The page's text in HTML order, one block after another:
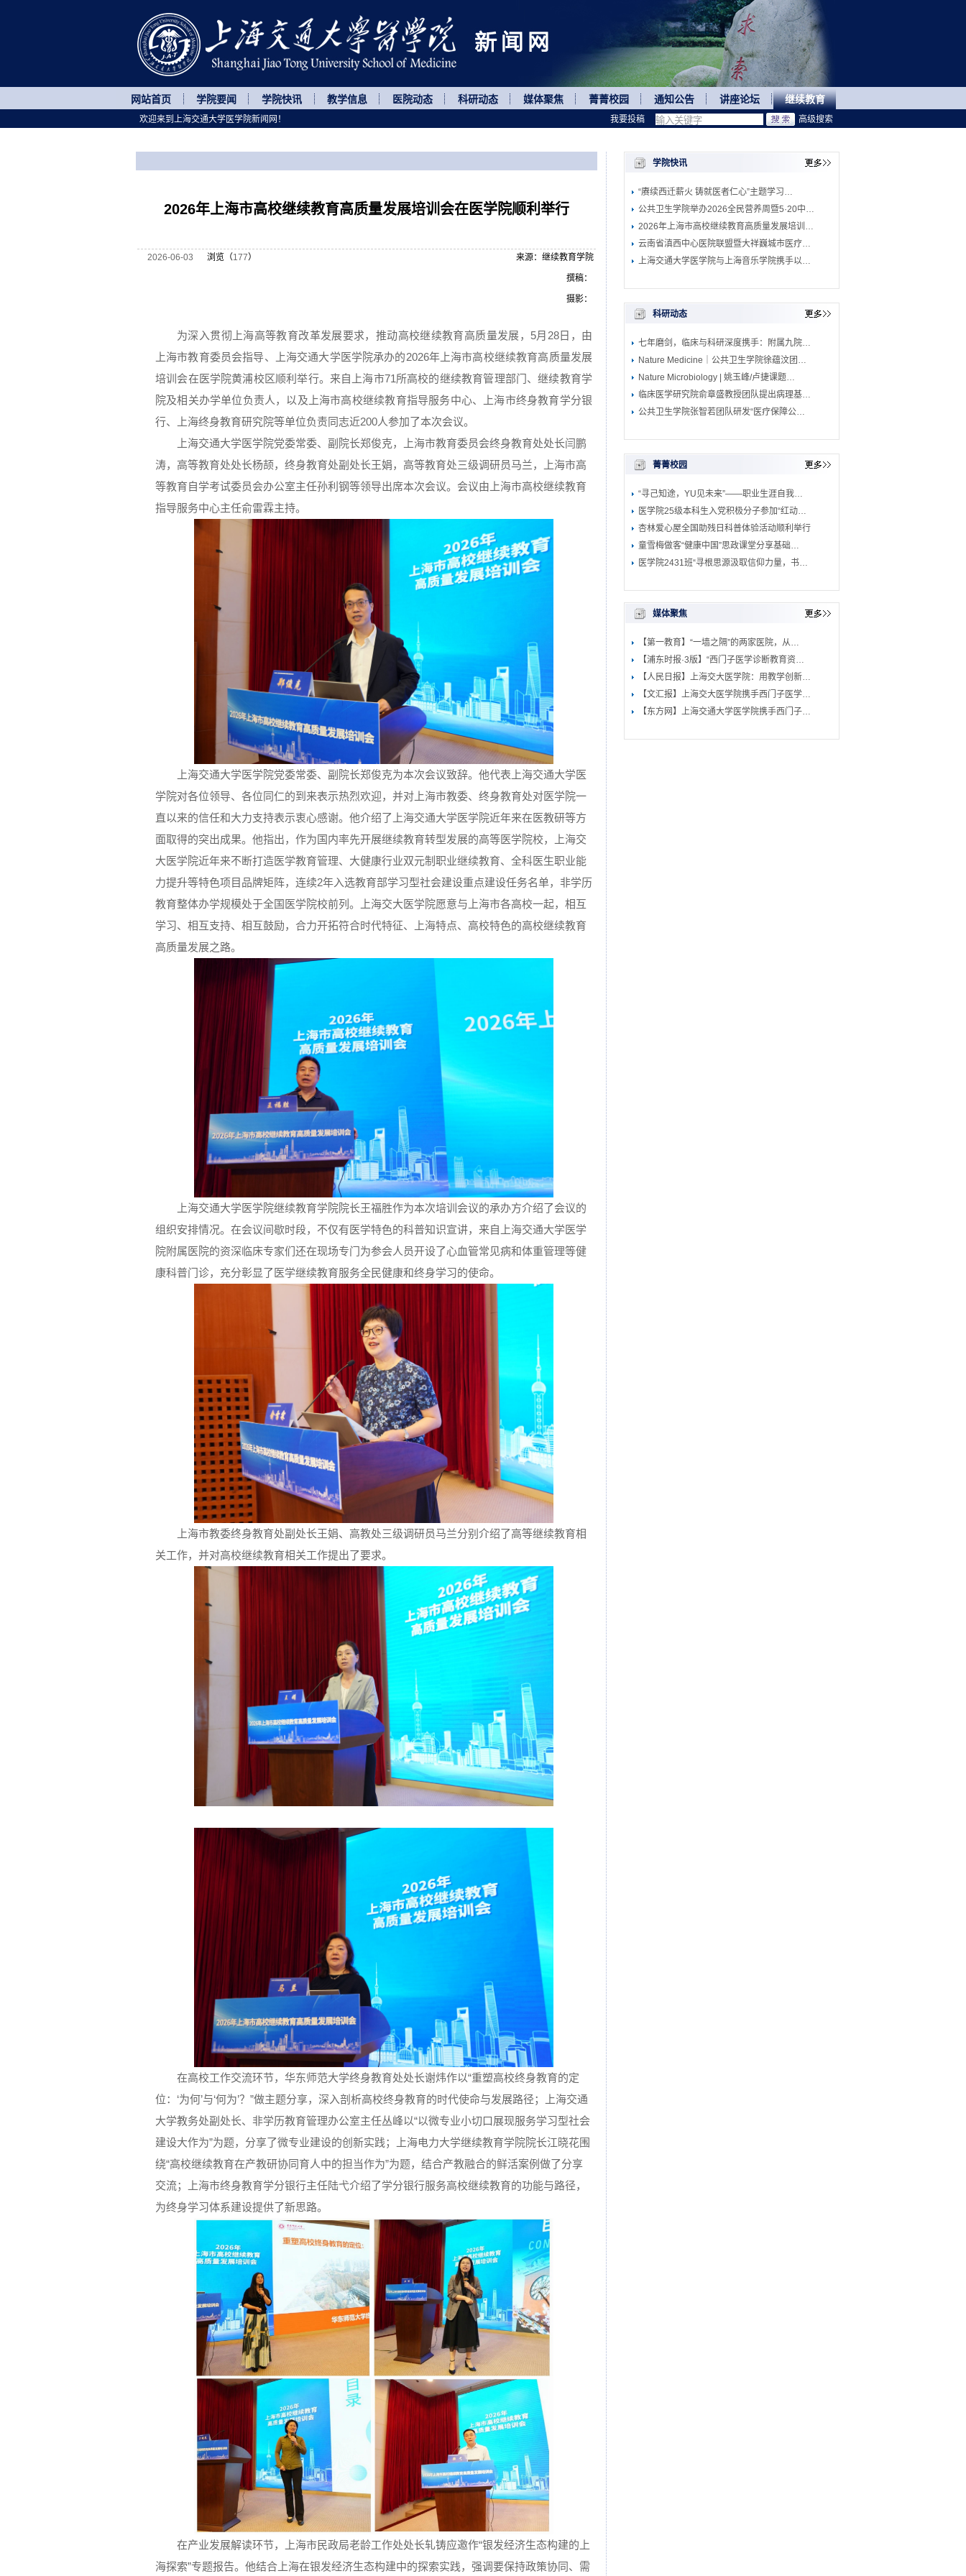
网站首页 学院要闻 学院快讯 教学信息 医院动态 科研动态 媒体聚焦 菁菁校园 通知公告 讲座论坛 继续教育
2026年上海市高校继续教育高质量发展培训会在医学院顺利举行
2026-06-03 浏览（177） 来源：继续教育学院
撰稿：
摄影：
为深入贯彻上海高等教育改革发展要求，推动高校继续教育高质量发展，5月28日，由
上海市教育委员会指导、上海交通大学医学院承办的2026年上海市高校继续教育高质量发展
培训会在医学院黄浦校区顺利举行。来自上海市71所高校的继续教育管理部门、继续教育学
院及相关办学单位负责人，以及上海市高校继续教育指导服务中心、上海市终身教育学分银
行、上海终身教育研究院等单位负责同志近200人参加了本次会议。
上海交通大学医学院党委常委、副院长郑俊克，上海市教育委员会终身教育处处长闫鹏
涛，高等教育处处长杨颉，终身教育处副处长王娟，高等教育处三级调研员马兰，上海市高
等教育自学考试委员会办公室主任孙利钢等领导出席本次会议。会议由上海市高校继续教育
指导服务中心主任俞雷霖主持。
上海交通大学医学院党委常委、副院长郑俊克为本次会议致辞。他代表上海交通大学医
学院对各位领导、各位同仁的到来表示热烈欢迎，并对上海市教委、终身教育处对医学院一
直以来的信任和大力支持表示衷心感谢。他介绍了上海交通大学医学院近年来在医教研等方
面取得的突出成果。他指出，作为国内率先开展继续教育转型发展的高等医学院校，上海交
大医学院近年来不断打造医学教育管理、大健康行业双元制职业继续教育、全科医生职业能
力提升等特色项目品牌矩阵，连续2年入选教育部学习型社会建设重点建设任务名单，非学历
教育整体办学规模处于全国医学院校前列。上海交大医学院愿意与上海市各高校一起，相互
学习、相互支持、相互鼓励，合力开拓符合时代特征、上海特点、高校特色的高校继续教育
高质量发展之路。
上海交通大学医学院继续教育学院院长王福胜作为本次培训会议的承办方介绍了会议的
组织安排情况。在会议间歇时段，不仅有医学特色的科普知识宣讲，来自上海交通大学医学
院附属医院的资深临床专家们还在现场专门为参会人员开设了心血管常见病和体重管理等健
康科普门诊，充分彰显了医学继续教育服务全民健康和终身学习的使命。
上海市教委终身教育处副处长王娟、高教处三级调研员马兰分别介绍了高等继续教育相
关工作，并对高校继续教育相关工作提出了要求。
在高校工作交流环节，华东师范大学终身教育处处长谢炜作以“重塑高校终身教育的定
位：‘为何’与‘何为’？”做主题分享，深入剖析高校终身教育的时代使命与发展路径；上海交通
大学教务处副处长、非学历教育管理办公室主任丛峰以“以微专业小切口展现服务学习型社会
建设大作为”为题，分享了微专业建设的创新实践；上海电力大学继续教育学院院长江晓花围
绕“高校继续教育在产教研协同育人中的担当作为”为题，结合产教融合的鲜活案例做了分享
交流；上海市终身教育学分银行主任陆弋介绍了学分银行服务高校继续教育的功能与路径，
为终身学习体系建设提供了新思路。
在产业发展解读环节，上海市民政局老龄工作处处长轧铸应邀作“银发经济生态构建的上
海探索”专题报告。他结合上海在银发经济生态构建中的探索实践，强调要保持政策协同、需
高级搜索
学院快讯
“赓续西迁薪火 铸就医者仁心”主题学习…
公共卫生学院举办2026全民营养周暨5·20中…
2026年上海市高校继续教育高质量发展培训…
云南省滇西中心医院联盟暨大祥巍城市医疗…
上海交通大学医学院与上海音乐学院携手以…
科研动态
七年磨剑，临床与科研深度携手：附属九院…
Nature Medicine｜公共卫生学院徐蕴汶团…
Nature Microbiology | 姚玉峰/卢捷课题…
临床医学研究院俞章盛教授团队提出病理基…
公共卫生学院张智若团队研发“医疗保障公…
菁菁校园
“寻己知途，YU见未来”——职业生涯自我…
医学院25级本科生入党积极分子参加“红动…
杏林爱心屋全国助残日科普体验活动顺利举行
童雪梅做客“健康中国”思政课堂分享基础…
医学院2431班“寻根思源汲取信仰力量，书…
媒体聚焦
【第一教育】“一墙之隔”的两家医院，从…
【浦东时报·3版】“西门子医学诊断教育资…
【人民日报】上海交大医学院：用教学创新…
【文汇报】上海交大医学院携手西门子医学…
【东方网】上海交通大学医学院携手西门子…
欢迎来到上海交通大学医学院新闻网！ 我要投稿